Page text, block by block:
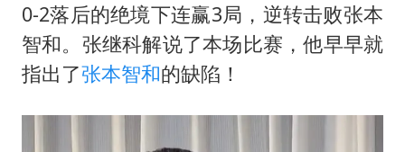
酒店花洒现排泄物住客索赔遭拒
夏日经济乘“热”而上 消费市场向“新”而行
0-2落后的绝境下连赢3局，逆转击败张本
智和。 张继科解说了本场比赛，他早早就
指出了张本智和的缺陷！